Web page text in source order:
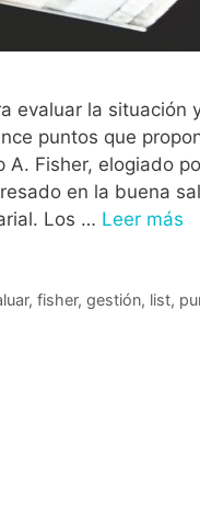
evaluar la situación
puntos que
Fisher, elogiado
en la buena
Los … Leer más
, fisher, gestión, list,